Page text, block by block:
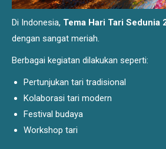
Di Indonesia, Tema Hari Tari Sedunia
dengan sangat meriah.
Berbagai kegiatan dilakukan seperti:
Pertunjukan tari tradisional
Kolaborasi tari modern
Festival budaya
Workshop tari